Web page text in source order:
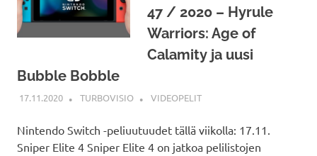
47 / 2020 – Hyrule
Warriors: Age of
Calamity ja uusi
Bubble Bobble
17.11.2020 TURBOVISIO VIDEOPELIT
Nintendo Switch -peliuutuudet tällä viikolla: 17.11.
Sniper Elite 4 Sniper Elite 4 on jatkoa pelilistojen